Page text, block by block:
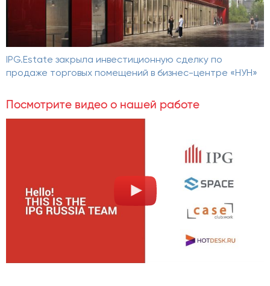
IPG.Estate закрыла инвестиционную сделку по
продаже торговых помещений в бизнес-центре «НУН»
Посмотрите видео о нашей работе